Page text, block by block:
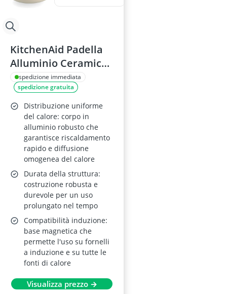
KitchenAid Padella
Alluminio Ceramica
Antiaderente 24 cm
– Senza PFAS,
Induzione
Compatibile, Manico
Inox, Forno Adatta,
Lavastoviglie, Colore
Crema
spedizione immediata
spedizione gratuita
Distribuzione uniforme
del calore: corpo in
alluminio robusto che
garantisce riscaldamento
rapido e diffusione
omogenea del calore
Durata della struttura:
costruzione robusta e
durevole per un uso
prolungato nel tempo
Compatibilità induzione:
base magnetica che
permette l'uso su fornelli
a induzione e su tutte le
fonti di calore
Visualizza prezzo →